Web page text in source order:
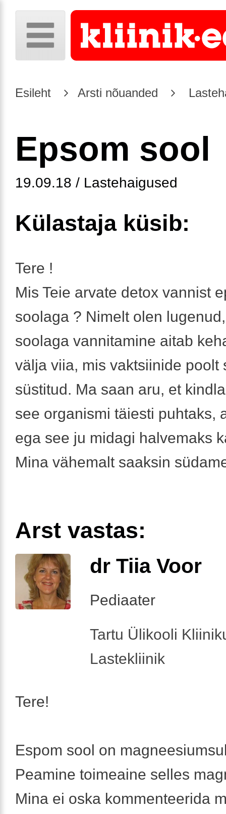
Esileht Arsti nõuanded
Epsom sool
19.09.18 / Lastehaigused
Külastaja küsib:
Tere !
Mis Teie arvate detox vannist
soolaga ? Nimelt olen
soolaga vannitamine aitab
välja viia, mis vaktsiinide poolt
süstitud. Ma saan aru, et
see organismi täiesti puhtaks,
ega see ju midagi halvemaks
Mina vähemalt saaksin
Arst vastas:
dr Tiia Voor
Pediaater
Tartu Ülikooli
Lastekliinik
Tere!
Espom sool on
Peamine toimeaine selles
Mina ei oska kommenteerida